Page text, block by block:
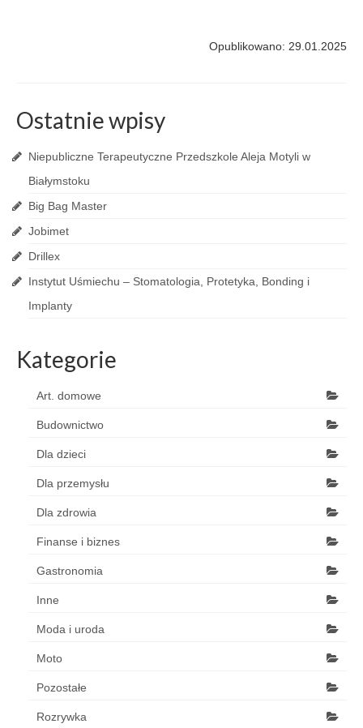
Opublikowano: 29.01.2025
Ostatnie wpisy
Niepubliczne Terapeutyczne Przedszkole Aleja Motyli w
Białymstoku
Big Bag Master
Jobimet
Drillex
Instytut Uśmiechu – Stomatologia, Protetyka, Bonding i
Implanty
Kategorie
Art. domowe
Budownictwo
Dla dzieci
Dla przemysłu
Dla zdrowia
Finanse i biznes
Gastronomia
Inne
Moda i uroda
Moto
Pozostałe
Rozrywka